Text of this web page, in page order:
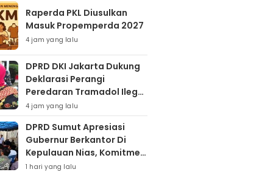
Raperda PKL Diusulkan
Masuk Propemperda 2027
4 jam yang lalu
DPRD DKI Jakarta Dukung
Deklarasi Perangi
Peredaran Tramadol Ilegal
Untuk Lindungi Generasi
Muda
4 jam yang lalu
DPRD Sumut Apresiasi
Gubernur Berkantor Di
Kepulauan Nias, Komitmen
Percepatan Pembangunan
1 hari yang lalu